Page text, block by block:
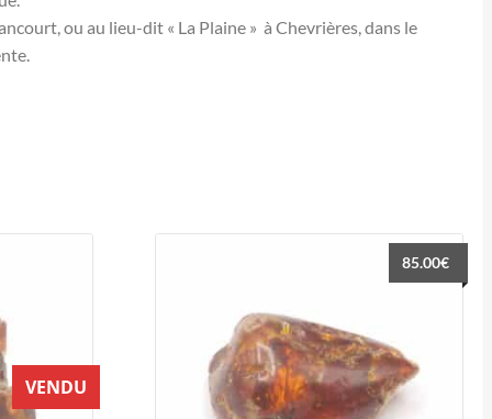
ou au lieu-dit « La Plaine » à Chevrières, dans le
VENDU
85.00€